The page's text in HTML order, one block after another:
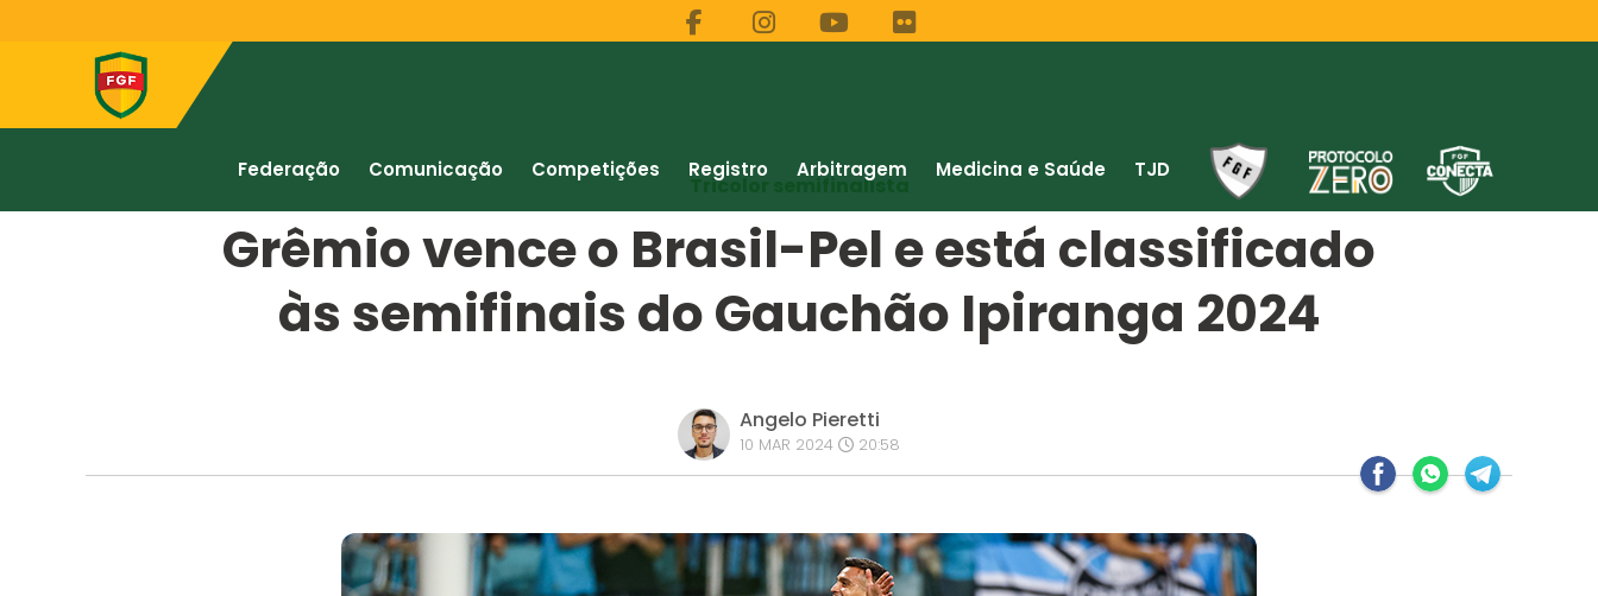
Federação Comunicação Competições Registro Arbitragem Medicina e Saúde TJD
Tricolor semifinalista
Grêmio vence o Brasil-Pel e está classificado
às semifinais do Gauchão Ipiranga 2024
Angelo Pieretti
10 MAR 2024 20:58